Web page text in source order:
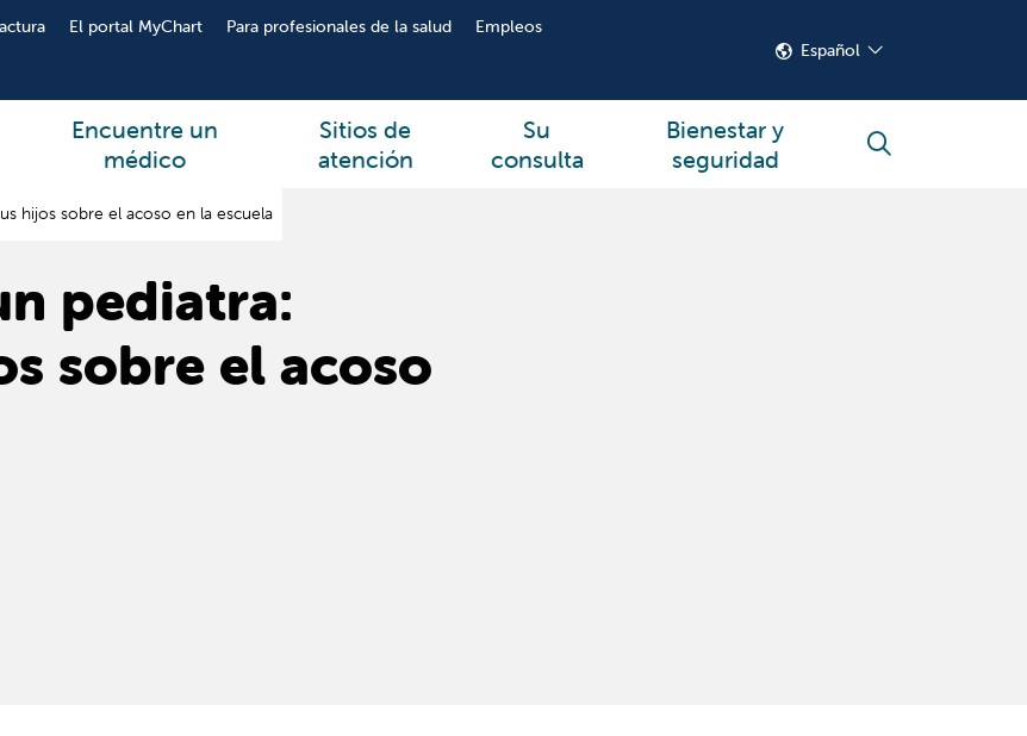
El portal MyChart Para profesionales de la salud Empleos
Español
Encuentre un
médico
Sitios de
atención
Su
consulta
Bienestar y
seguridad
buscar
hijos sobre el acoso en la escuela
pediatra:
sobre el acoso